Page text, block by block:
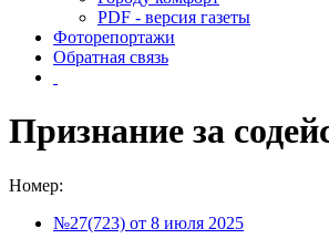
PDF - версия газеты
Фоторепортажи
Обратная связь
Признание за
Номер:
№27(723) от 8 июля 2025